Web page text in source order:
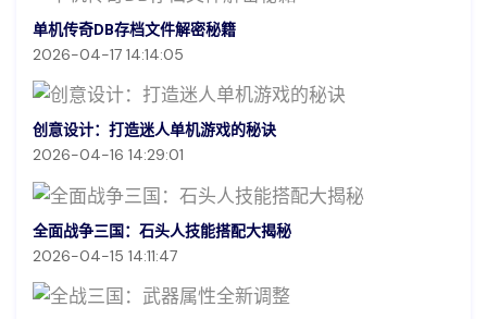
单机传奇DB存档文件解密秘籍
2026-04-17 14:14:05
创意设计：打造迷人单机游戏的秘诀
2026-04-16 14:29:01
全面战争三国：石头人技能搭配大揭秘
2026-04-15 14:11:47